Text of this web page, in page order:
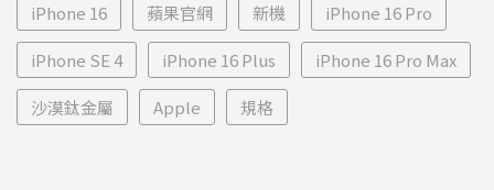
iPhone 16 蘋果官網 新機 iPhone 16 Pro
iPhone SE 4 iPhone 16 Plus iPhone 16 Pro Max
沙漠鈦金屬 Apple 規格